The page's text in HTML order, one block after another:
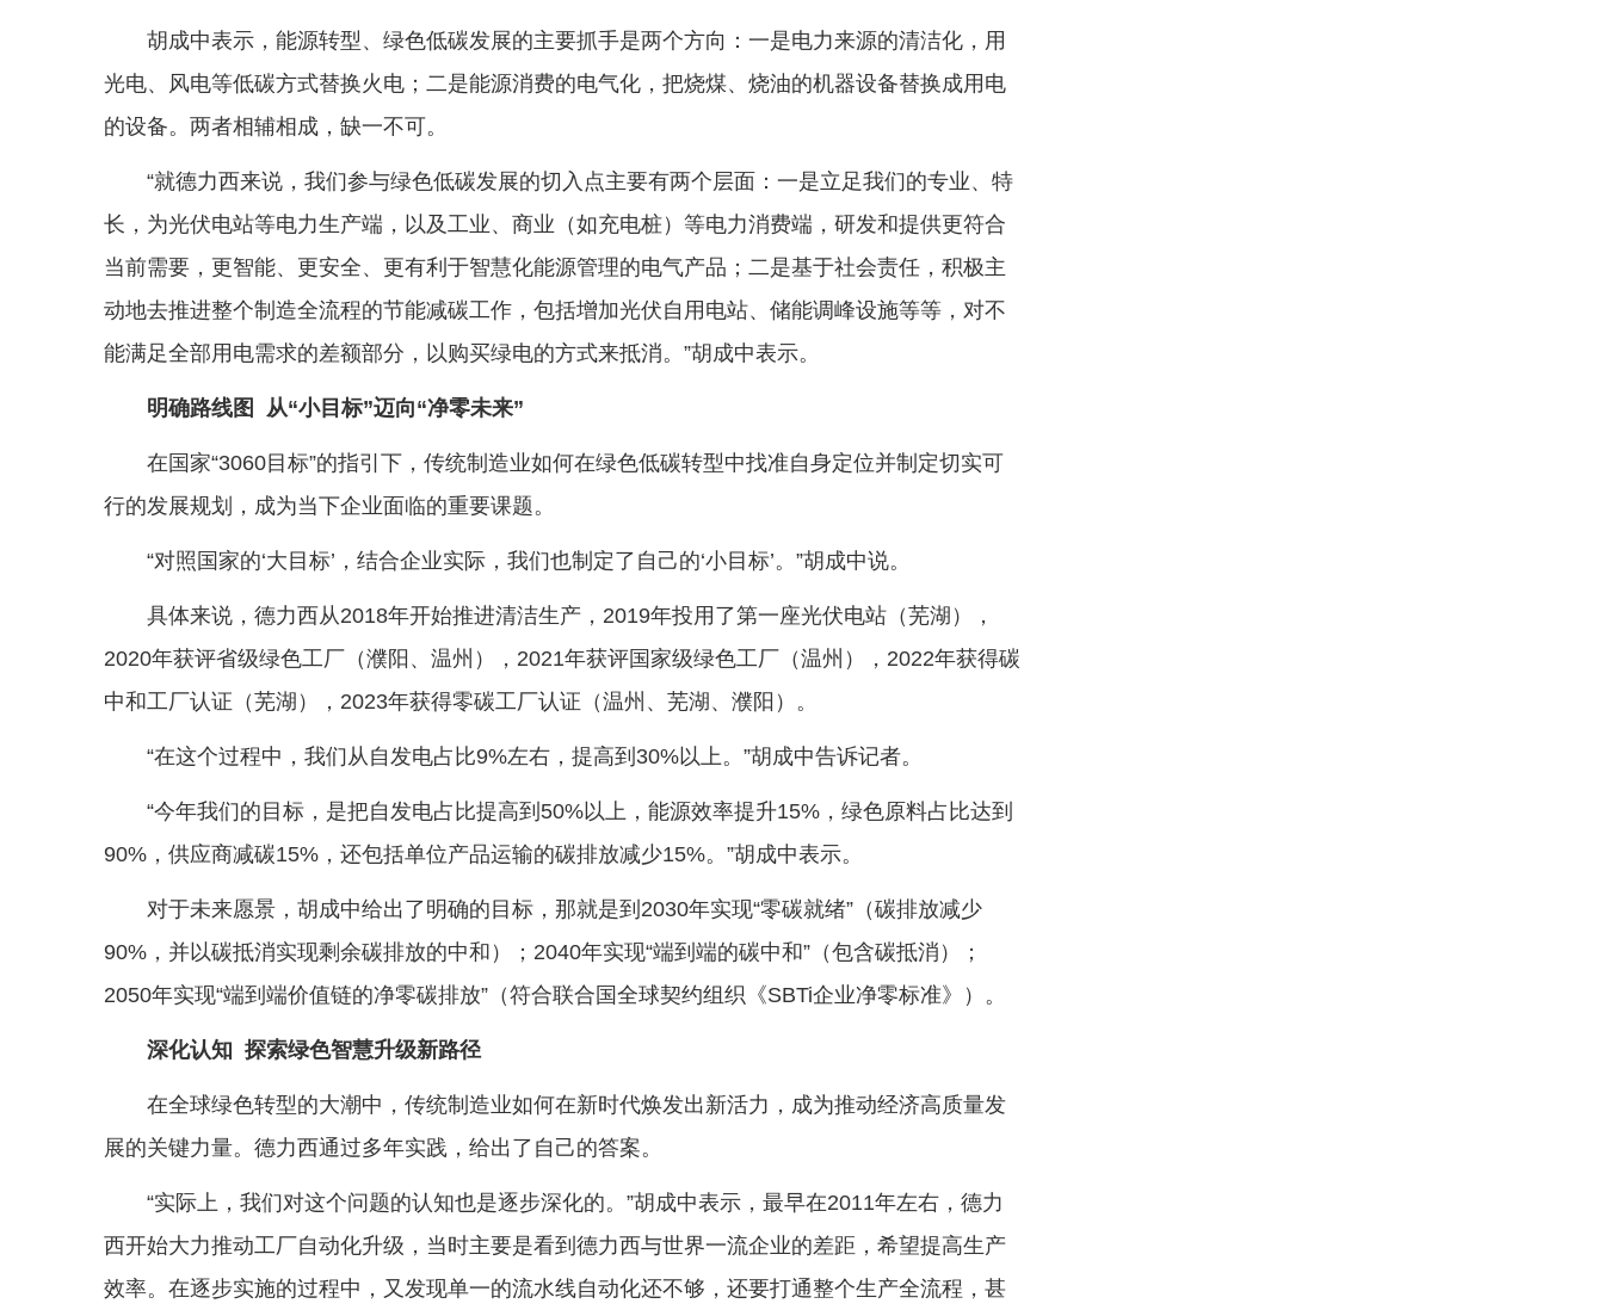
胡成中表示，能源转型、绿色低碳发展的主要抓手是两个方向：一是电力来源的清洁化，用
光电、风电等低碳方式替换火电；二是能源消费的电气化，把烧煤、烧油的机器设备替换成用电
的设备。两者相辅相成，缺一不可。
“就德力西来说，我们参与绿色低碳发展的切入点主要有两个层面：一是立足我们的专业、特
长，为光伏电站等电力生产端，以及工业、商业（如充电桩）等电力消费端，研发和提供更符合
当前需要，更智能、更安全、更有利于智慧化能源管理的电气产品；二是基于社会责任，积极主
动地去推进整个制造全流程的节能减碳工作，包括增加光伏自用电站、储能调峰设施等等，对不
能满足全部用电需求的差额部分，以购买绿电的方式来抵消。”胡成中表示。
明确路线图 从“小目标”迈向“净零未来”
在国家“3060目标”的指引下，传统制造业如何在绿色低碳转型中找准自身定位并制定切实可
行的发展规划，成为当下企业面临的重要课题。
“对照国家的‘大目标’，结合企业实际，我们也制定了自己的‘小目标’。”胡成中说。
具体来说，德力西从2018年开始推进清洁生产，2019年投用了第一座光伏电站（芜湖），
2020年获评省级绿色工厂（濮阳、温州），2021年获评国家级绿色工厂（温州），2022年获得碳
中和工厂认证（芜湖），2023年获得零碳工厂认证（温州、芜湖、濮阳）。
“在这个过程中，我们从自发电占比9%左右，提高到30%以上。”胡成中告诉记者。
“今年我们的目标，是把自发电占比提高到50%以上，能源效率提升15%，绿色原料占比达到
90%，供应商减碳15%，还包括单位产品运输的碳排放减少15%。”胡成中表示。
对于未来愿景，胡成中给出了明确的目标，那就是到2030年实现“零碳就绪”（碳排放减少
90%，并以碳抵消实现剩余碳排放的中和）；2040年实现“端到端的碳中和”（包含碳抵消）；
2050年实现“端到端价值链的净零碳排放”（符合联合国全球契约组织《SBTi企业净零标准》）。
深化认知 探索绿色智慧升级新路径
在全球绿色转型的大潮中，传统制造业如何在新时代焕发出新活力，成为推动经济高质量发
展的关键力量。德力西通过多年实践，给出了自己的答案。
“实际上，我们对这个问题的认知也是逐步深化的。”胡成中表示，最早在2011年左右，德力
西开始大力推动工厂自动化升级，当时主要是看到德力西与世界一流企业的差距，希望提高生产
效率。在逐步实施的过程中，又发现单一的流水线自动化还不够，还要打通整个生产全流程，甚